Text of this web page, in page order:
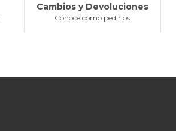
Cambios y Devoluciones
Conoce cómo pedirlos